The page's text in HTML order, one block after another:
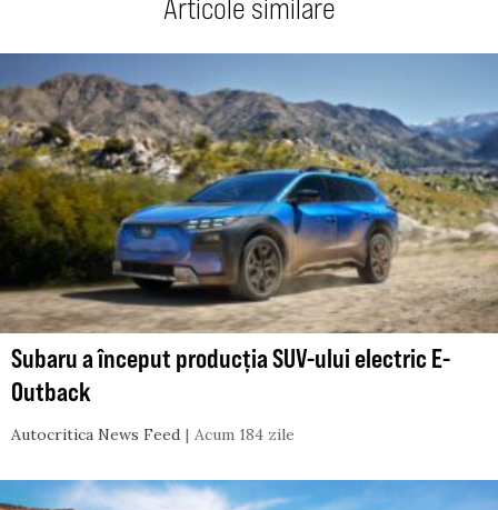
Articole similare
Subaru a început producția SUV-ului electric E-
Outback
Autocritica News Feed Acum 184 zile